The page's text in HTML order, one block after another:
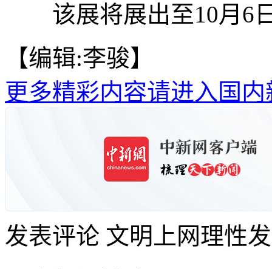
该展将展出至10月6
【编辑:李骏】
更多精彩内容请进入国内
发表评论 文明上网理性